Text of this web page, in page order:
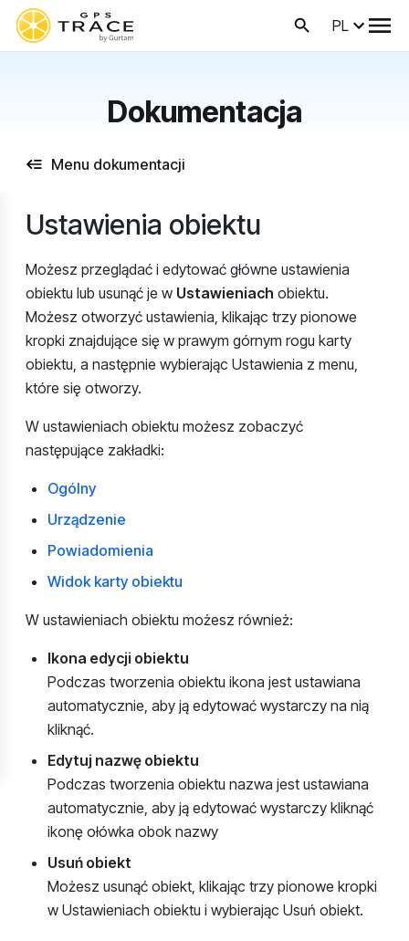
PL
Dokumentacja
Menu dokumentacji
Ustawienia obiektu
Możesz przeglądać i edytować główne ustawienia
obiektu lub usunąć je w Ustawieniach obiektu.
Możesz otworzyć ustawienia, klikając trzy pionowe
kropki znajdujące się w prawym górnym rogu karty
obiektu, a następnie wybierając Ustawienia z menu,
które się otworzy.
W ustawieniach obiektu możesz zobaczyć
następujące zakładki:
Ogólny
Urządzenie
Powiadomienia
Widok karty obiektu
W ustawieniach obiektu możesz również:
Ikona edycji obiektu
Podczas tworzenia obiektu ikona jest ustawiana
automatycznie, aby ją edytować wystarczy na nią
kliknąć.
Edytuj nazwę obiektu
Podczas tworzenia obiektu nazwa jest ustawiana
automatycznie, aby ją edytować wystarczy kliknąć
ikonę ołówka obok nazwy
Usuń obiekt
Możesz usunąć obiekt, klikając trzy pionowe kropki
w Ustawieniach obiektu i wybierając Usuń obiekt.